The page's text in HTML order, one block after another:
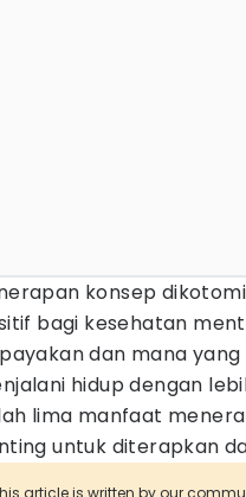
konsep
bagi kesehatan
dan mana
hidup dengan
lima manfaat
untuk diterapkan
article is written by our